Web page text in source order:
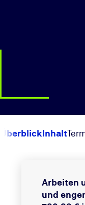
ÜberblickInhalt
Arbeiten
und